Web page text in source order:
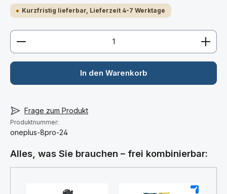
Kurzfristig lieferbar, Lieferzeit 4-7 Werktage
Produkt Anzahl: Gib den gewünschten Wert ein
In den Warenkorb
Frage zum Produkt
Produktnummer:
oneplus-8pro-24
Alles, was Sie brauchen – frei kombinierbar: